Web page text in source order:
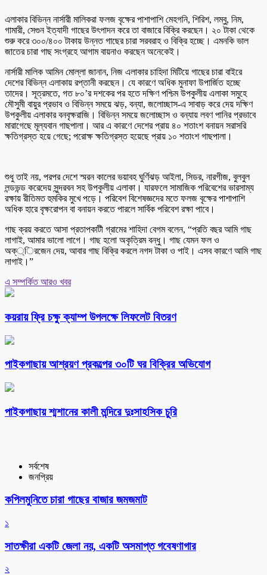
এলাকার বিভিন্ন নার্সারী মালিকরা ফলজ বৃক্ষের পাশাপাশি মেহগনি, শিরিশ, লম্বু, নিম,
গামারী, সেগুন ইত্যাদী গাছের উৎপাদন করে তা বাজারে বিক্রি করছেন। ২০ টাকা থেকে
শুরু করে ৩০০/৪০০ টাকায় উন্নত গাছের চারা সরবরাহ ও বিক্রি হচ্ছে। এমনকি ভাল
জাতের চারা গাছ সংগ্রহে আগাম বায়নাও করছেন অনেকেই।
নার্সারী মালিক আমিন মোল্লা জানান, নিজ এলাকার চাহিদা মিটিয়ে গাছের চারা বাইরে
দেশের বিভিন্ন এলাকায় রপ্তানী করছেন। যে কারণে অধিক মুনাফা উপার্জিত হচ্ছে
তাদের। সূত্রমতে, গত ৮০’র দশকের পর হতে দক্ষিণ পশ্চিম উপকুলীয় এলাকা সমুহে
মৌসুমী বায়ুর প্রভাব ও বিভিন্ন সময়ে ঝড়, বন্যা, জলোচ্ছাস-এ সাবাড় করে দেয় দক্ষিণ
উপকুলীয় এলাকার বনবৃক্ষরাজি। বিভিন্ন সময়ে জলোচ্ছাস ও বন্যায় লবণ পানির প্রভাবে
মারাগেছে মূল্যবান গাছপালা। আর এ কারণে দেশের প্রায় ৪০ শতাংশ বনায়ন সরাসরি
ক্ষতিগ্রস্ত হয়ে গেছে; পরোক্ষ ক্ষতিগ্রস্ত হয়েছে প্রায় ১০ শতাংশ গাছপালা।
শুধু তাই নয়, পরপর দেশে স্মরন কালের ভয়াবহ ঘুর্ণিঝড় আইলা, সিডর, নারগীজ, বুলবুল
লন্ডভন্ড করেদেয় সুন্দরবন সহ উপকুলীয় এলাকা। যারফলে সামাজিক পরিবেশের ভারসাম্য
রক্ষায় রীতিমত হুমকির মুখে পড়ে। পরিবেশ বিশেষজ্ঞদের মতে ফলজ বৃক্ষের পাশাপাশি
অধিক হারে বৃক্ষরোপন বা বনায়ন করতে পারলে সার্বিক পরিবেশ রক্ষা পাবে।
গাছ ক্রয় করতে আসা প্রতাপকাটী গ্রামের শাহিদা বেগম বলেন, “প্রতি বছর আমি গাছ
লাগাই, আমার ভালো লাগে। গাছ হলো অকৃত্রিম বন্ধু। গাছ যেমন ফল ও
অক্্িরজেন দেয়, আবার গাছ বিক্রি করলে নগদ টাকা ও পাই। এসব কারণে আমি গাছ
লাগাই।”
এ সম্পর্কিত আরও খবর
কয়রায় ফ্রি চক্ষু ক্যাম্প উপলক্ষে লিফলেট বিতরণ
পাইকগাছায় আশ্রয়ণ প্রকল্পের ৩০টি ঘর বিক্রির অভিযোগ
পাইকগাছায় শ্মশানের কালী মন্দিরে দুঃসাহসিক চুরি
সর্বশেষ
জনপ্রিয়
কপিলমুনিতে চারা গাছের বাজার জমজমাট
১
সাতক্ষীরা একটি জেলা নয়, একটি অসমাপ্ত গবেষণাগার
২